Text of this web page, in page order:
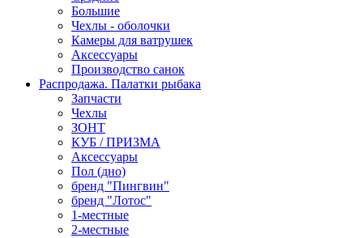
Большие
Чехлы - оболочки
Камеры для ватрушек
Аксессуары
Производство санок
Распродажа. Палатки рыбака
Запчасти
Чехлы
ЗОНТ
КУБ / ПРИЗМА
Аксессуары
Пол (дно)
бренд "Пингвин"
бренд "Лотос"
1-местные
2-местные